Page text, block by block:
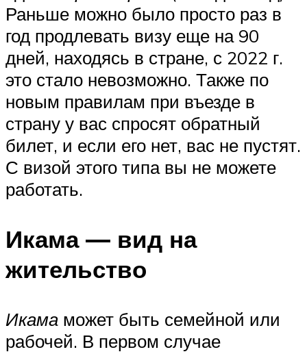
Раньше можно было просто раз в
год продлевать визу еще на 90
дней, находясь в стране, с 2022 г.
это стало невозможно. Также по
новым правилам при въезде в
страну у вас спросят обратный
билет, и если его нет, вас не пустят.
С визой этого типа вы не можете
работать.
Икама — вид на
жительство
Икама может быть семейной или
рабочей. В первом случае